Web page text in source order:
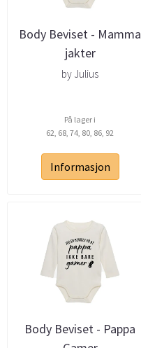
Body Beviset - Mamma
jakter
by Julius
På lager i
62, 68, 74, 80, 86, 92
Informasjon
Body Beviset - Pappa